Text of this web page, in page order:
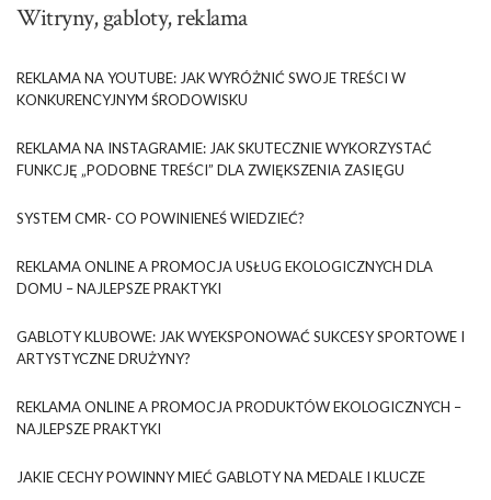
Witryny, gabloty, reklama
REKLAMA NA YOUTUBE: JAK WYRÓŻNIĆ SWOJE TREŚCI W
KONKURENCYJNYM ŚRODOWISKU
REKLAMA NA INSTAGRAMIE: JAK SKUTECZNIE WYKORZYSTAĆ
FUNKCJĘ „PODOBNE TREŚCI” DLA ZWIĘKSZENIA ZASIĘGU
SYSTEM CMR- CO POWINIENEŚ WIEDZIEĆ?
REKLAMA ONLINE A PROMOCJA USŁUG EKOLOGICZNYCH DLA
DOMU – NAJLEPSZE PRAKTYKI
GABLOTY KLUBOWE: JAK WYEKSPONOWAĆ SUKCESY SPORTOWE I
ARTYSTYCZNE DRUŻYNY?
REKLAMA ONLINE A PROMOCJA PRODUKTÓW EKOLOGICZNYCH –
NAJLEPSZE PRAKTYKI
JAKIE CECHY POWINNY MIEĆ GABLOTY NA MEDALE I KLUCZE